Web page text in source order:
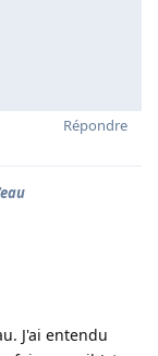
Répondre
J'ai entendu